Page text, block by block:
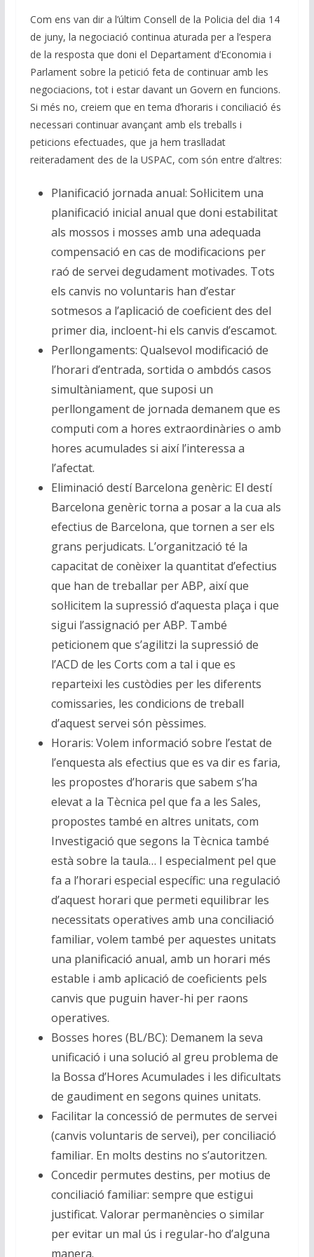
n o
k
p
p
m n
k
Com ens van dir a l’últim Consell de la Policia del dia 14
de juny, la negociació continua aturada per a l’espera
de la resposta que doni el Departament d’Economia i
Parlament sobre la petició feta de continuar amb les
negociacions, tot i estar davant un Govern en funcions.
Si més no, creiem que en tema d’horaris i conciliació és
necessari continuar avançant amb els treballs i
peticions efectuades, que ja hem traslladat
reiteradament des de la USPAC, com són entre d’altres:
Planificació jornada anual: Sol·licitem una
planificació inicial anual que doni estabilitat
als mossos i mosses amb una adequada
compensació en cas de modificacions per
raó de servei degudament motivades. Tots
els canvis no voluntaris han d’estar
sotmesos a l’aplicació de coeficient des del
primer dia, incloent-hi els canvis d’escamot.
Perllongaments: Qualsevol modificació de
l’horari d’entrada, sortida o ambdós casos
simultàniament, que suposi un
perllongament de jornada demanem que es
computi com a hores extraordinàries o amb
hores acumulades si així l’interessa a
l’afectat.
Eliminació destí Barcelona genèric: El destí
Barcelona genèric torna a posar a la cua als
efectius de Barcelona, que tornen a ser els
grans perjudicats. L’organització té la
capacitat de conèixer la quantitat d’efectius
que han de treballar per ABP, així que
sol·licitem la supressió d’aquesta plaça i que
sigui l’assignació per ABP. També
peticionem que s’agilitzi la supressió de
l’ACD de les Corts com a tal i que es
reparteixi les custòdies per les diferents
comissaries, les condicions de treball
d’aquest servei són pèssimes.
Horaris: Volem informació sobre l’estat de
l’enquesta als efectius que es va dir es faria,
les propostes d’horaris que sabem s’ha
elevat a la Tècnica pel que fa a les Sales,
propostes també en altres unitats, com
Investigació que segons la Tècnica també
està sobre la taula… I especialment pel que
fa a l’horari especial específic: una regulació
d’aquest horari que permeti equilibrar les
necessitats operatives amb una conciliació
familiar, volem també per aquestes unitats
una planificació anual, amb un horari més
estable i amb aplicació de coeficients pels
canvis que puguin haver-hi per raons
operatives.
Bosses hores (BL/BC): Demanem la seva
unificació i una solució al greu problema de
la Bossa d’Hores Acumulades i les dificultats
de gaudiment en segons quines unitats.
Facilitar la concessió de permutes de servei
(canvis voluntaris de servei), per conciliació
familiar. En molts destins no s’autoritzen.
Concedir permutes destins, per motius de
conciliació familiar: sempre que estigui
justificat. Valorar permanències o similar
per evitar un mal ús i regular-ho d’alguna
manera.